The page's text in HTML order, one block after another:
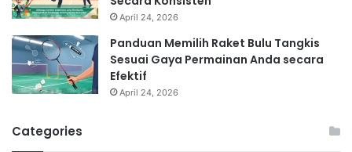
April 24, 2026
Panduan Memilih Raket Bulu Tangkis
Sesuai Gaya Permainan Anda secara
Efektif
April 24, 2026
Categories